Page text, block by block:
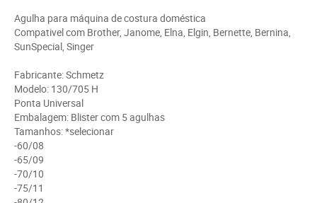
Agulha para máquina de costura doméstica
Compativel com Brother, Janome, Elna, Elgin, Bernette, Bernina,
SunSpecial, Singer
Fabricante: Schmetz
Modelo: 130/705 H
Ponta Universal
Embalagem: Blister com 5 agulhas
Tamanhos: *selecionar
-60/08
-65/09
-70/10
-75/11